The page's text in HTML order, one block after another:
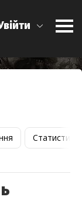
Статистика